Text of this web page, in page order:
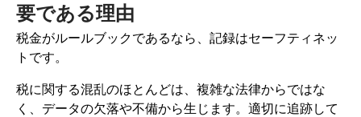
要である理由
税金がルールブックであるなら、記録はセーフティネッ
トです。
税に関する混乱のほとんどは、複雑な法律からではな
く、データの欠落や不備から生じます。適切に追跡して